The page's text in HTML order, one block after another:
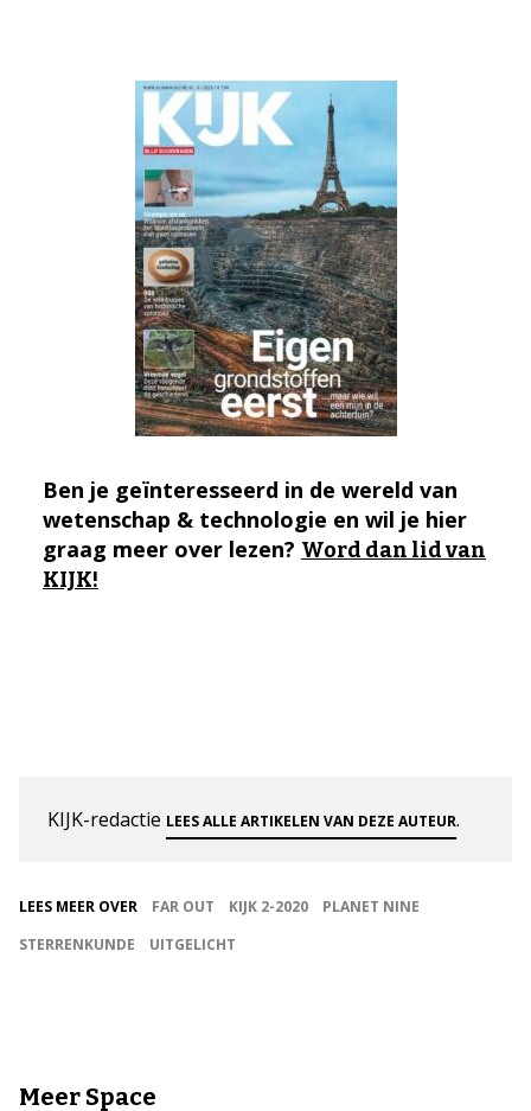
Ben je geïnteresseerd in de wereld van
wetenschap & technologie en wil je hier
graag meer over lezen? Word dan lid van
KIJK!
KIJK-redactie LEES ALLE ARTIKELEN VAN DEZE AUTEUR.
LEES MEER OVER FAR OUT KIJK 2-2020
PLANET NINE
STERRENKUNDE
UITGELICHT
Meer Space